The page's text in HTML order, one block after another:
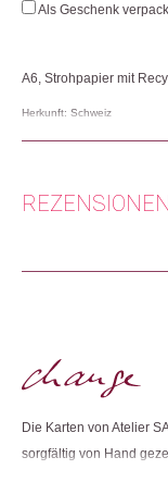
Als Geschenk
A6, Strohpapier mit
Herkunft: Schweiz
Artikelnummer: 111590.06
Es gibt noch keine
Die Karten von Atelier
sorgfältig von Hand